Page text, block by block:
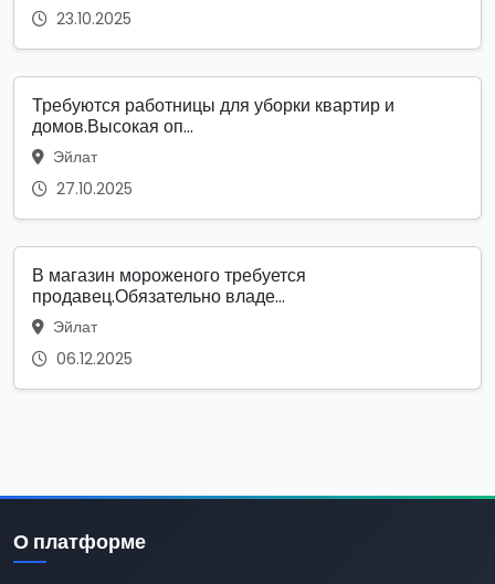
23.10.2025
Требуются работницы для уборки квартир и
домов.Высокая оп...
Эйлат
27.10.2025
В магазин мороженого требуется
продавец.Обязательно владе...
Эйлат
06.12.2025
О платформе